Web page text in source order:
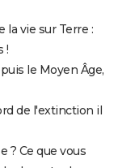
la vie sur Terre :
!
le Moyen Âge,
de l'extinction il
? Ce que vous